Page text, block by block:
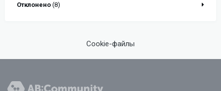
Отклонено (8)
Cookie-файлы